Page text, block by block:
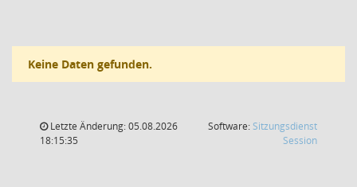
Keine Daten gefunden.
Letzte Änderung: 05.08.2026
18:15:35
Software: Sitzungsdienst
Session(Wird in